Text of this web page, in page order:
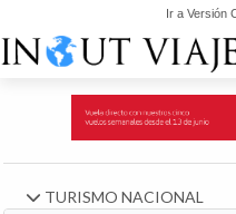
Ir a Versión
TURISMO NACIONAL